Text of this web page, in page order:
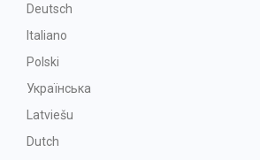
Deutsch
Italiano
Polski
Українська
Latviešu
Dutch